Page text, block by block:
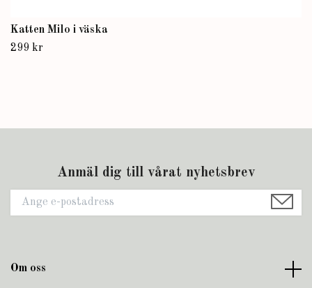
Katten Milo i väska
299 kr
Anmäl dig till vårat nyhetsbrev
Om oss